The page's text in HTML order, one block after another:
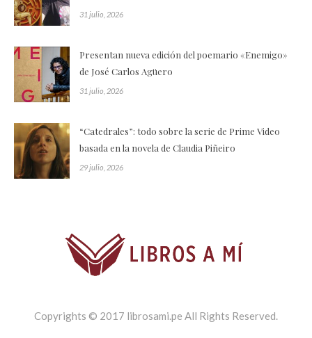
31 julio, 2026
Presentan nueva edición del poemario «Enemigo»
de José Carlos Agüero
31 julio, 2026
“Catedrales”: todo sobre la serie de Prime Video
basada en la novela de Claudia Piñeiro
29 julio, 2026
Copyrights © 2017 librosami.pe All Rights Reserved.